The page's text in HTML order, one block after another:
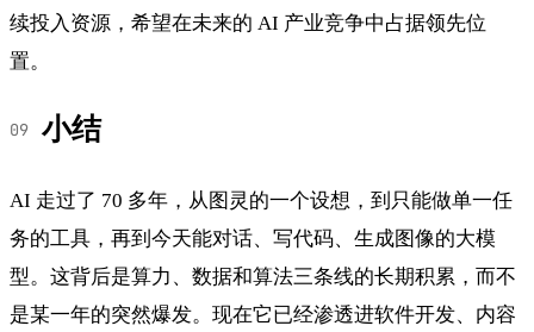
续投入资源，希望在未来的 AI 产业竞争中占据领先位
置。
小结
AI 走过了 70 多年，从图灵的一个设想，到只能做单一任
务的工具，再到今天能对话、写代码、生成图像的大模
型。这背后是算力、数据和算法三条线的长期积累，而不
是某一年的突然爆发。现在它已经渗透进软件开发、内容